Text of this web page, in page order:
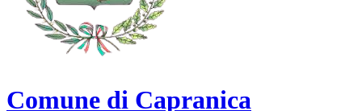
Comune di Capranica